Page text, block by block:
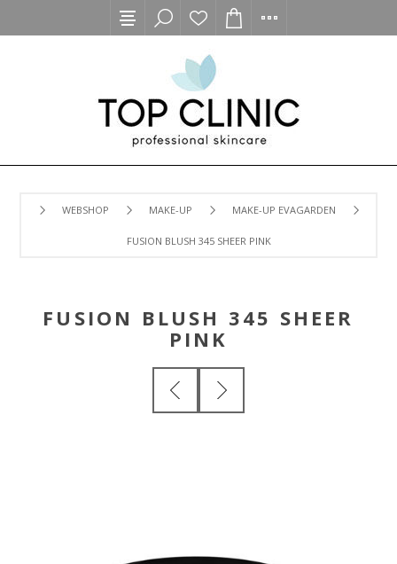
WEBSHOP MAKE-UP MAKE-UP EVAGARDEN
FUSION BLUSH 345 SHEER PINK
FUSION BLUSH 345 SHEER
PINK